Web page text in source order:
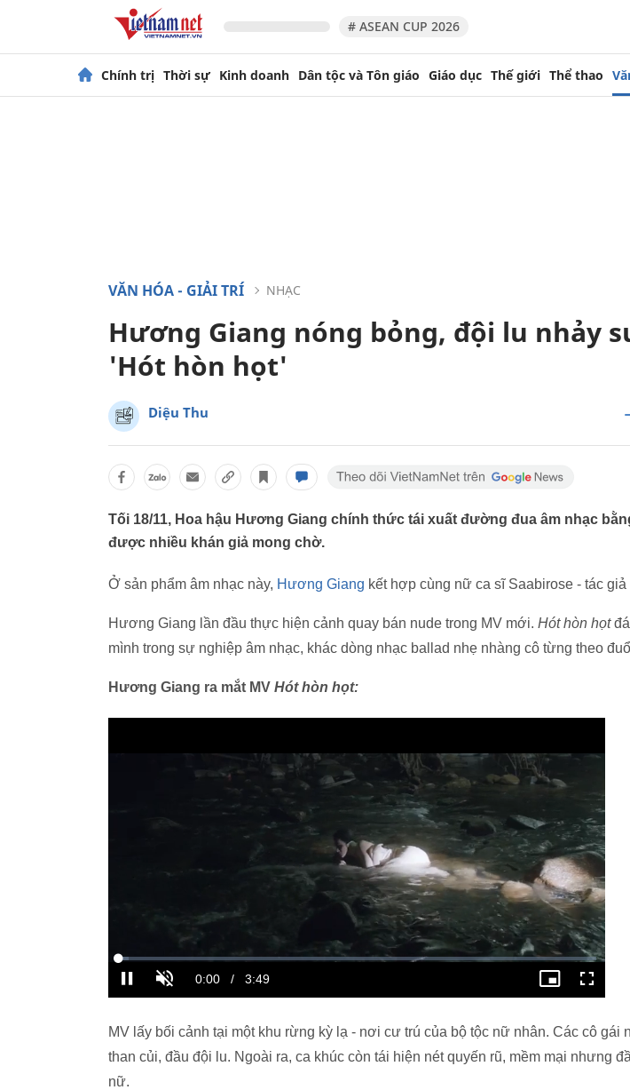
# ASEAN CUP 2026
Chính trị Thời sự Kinh doanh Dân tộc và Tôn giáo Giáo dục Thế giới Thể thao
VĂN HÓA - GIẢI TRÍ NHẠC
Hương Giang nóng bỏng, đội lu nhảy
'Hót hòn họt'
Diệu Thu
Tối 18/11, Hoa hậu Hương Giang chính thức tái xuất đường đua âm nhạc
được nhiều khán giả mong chờ.
Ở sản phẩm âm nhạc này, Hương Giang kết hợp cùng nữ ca sĩ Saabirose - tác giả
Hương Giang lần đầu thực hiện cảnh quay bán nude trong MV mới. Hót hòn họt
mình trong sự nghiệp âm nhạc, khác dòng nhạc ballad nhẹ nhàng cô từng theo
Hương Giang ra mắt MV Hót hòn họt:
MV lấy bối cảnh tại một khu rừng kỳ lạ - nơi cư trú của bộ tộc nữ nhân. Các cô gái
than củi, đầu đội lu. Ngoài ra, ca khúc còn tái hiện nét quyến rũ, mềm mại nhưng
nữ.